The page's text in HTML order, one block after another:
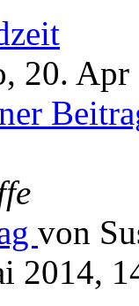
20.
von
2014,